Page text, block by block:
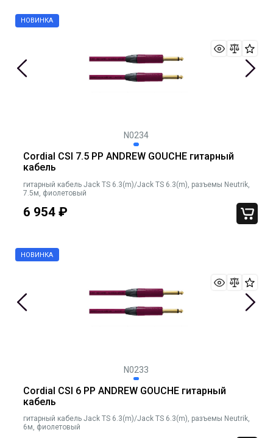
N0234
Cordial CSI 7.5 PP ANDREW GOUCHE гитарный
кабель
гитарный кабель Jack TS 6.3(m)/Jack TS 6.3(m), разъемы Neutrik,
7.5м, фиолетовый
6 954 ₽
N0233
Cordial CSI 6 PP ANDREW GOUCHE гитарный
кабель
гитарный кабель Jack TS 6.3(m)/Jack TS 6.3(m), разъемы Neutrik,
6м, фиолетовый